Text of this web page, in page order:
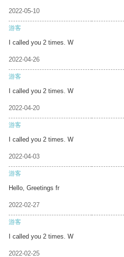
2022-05-10
游客
I called you 2 times. W
2022-04-26
游客
I called you 2 times. W
2022-04-20
游客
I called you 2 times. W
2022-04-03
游客
Hello, Greetings fr
2022-02-27
游客
I called you 2 times. W
2022-02-25